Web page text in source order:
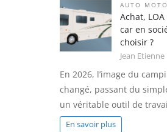
AUTO MOTO
Achat,
car en
choisir ?
Jean Etienne
En 2026, l’image du
changé, passant du
un véritable outil de
En savoir plus